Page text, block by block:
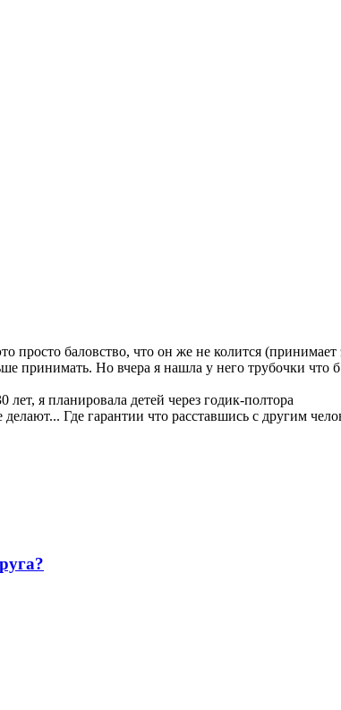
баловство, что он же не колится (принимает
принимать. Но вчера я нашла у него трубочки что
я планировала детей через годик-полтора
Где гарантии что расставшись с другим